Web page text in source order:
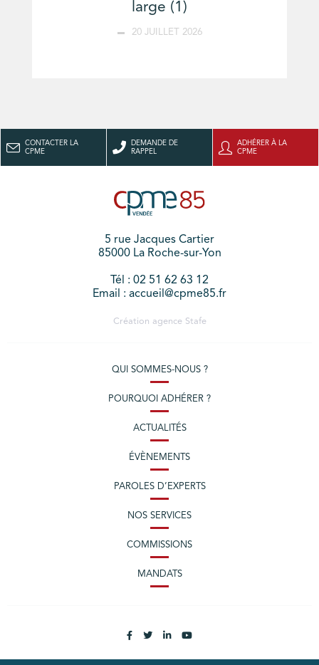
large (1)
20 JUILLET 2026
CONTACTER LA
CPME
DEMANDE DE
RAPPEL
ADHÉRER À LA
CPME
5 rue Jacques Cartier
85000 La Roche-sur-Yon
Tél : 02 51 62 63 12
Email : accueil@cpme85.fr
Création agence Stafe
QUI SOMMES-NOUS ?
POURQUOI ADHÉRER ?
ACTUALITÉS
ÉVÈNEMENTS
PAROLES D’EXPERTS
NOS SERVICES
COMMISSIONS
MANDATS